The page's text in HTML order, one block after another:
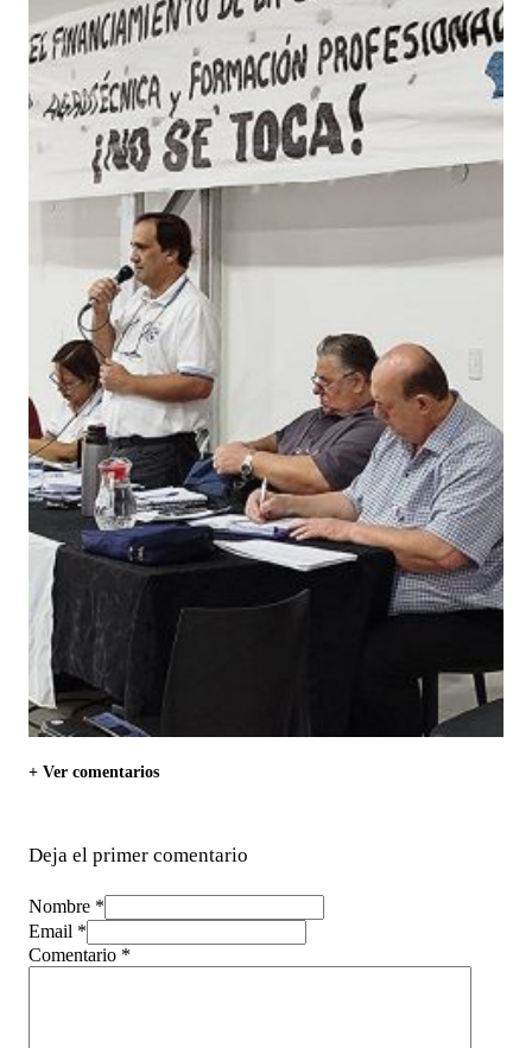
+ Ver comentarios
Deja el primer comentario
Nombre *
Email *
Comentario *